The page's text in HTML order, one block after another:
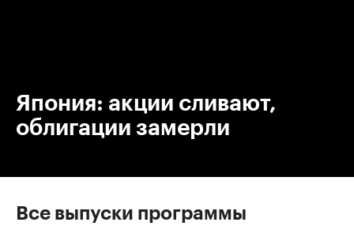
Япония: акции сливают,
облигации замерли
Все выпуски программы